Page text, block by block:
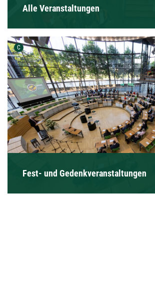
Alle Veranstaltungen
C Urheber der Grafik:
Fest- und Gedenkveranstaltungen